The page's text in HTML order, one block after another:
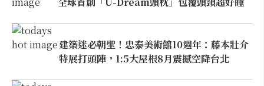
建築迷必朝聖！忠泰美術館10週年：藤本壯介
特展打頭陣，1:5大屋根8月震撼空降台北